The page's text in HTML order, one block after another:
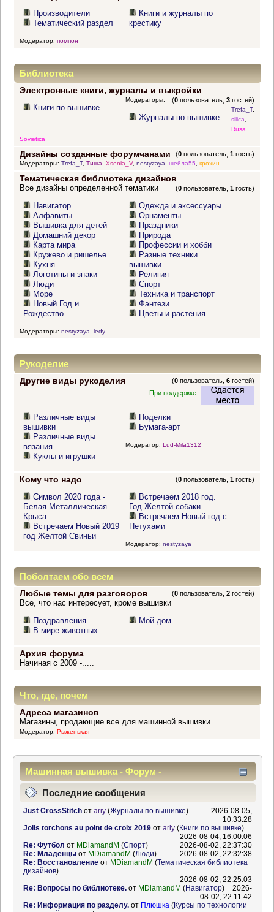
Производители
Тематический раздел
Книги и журналы по
крестику
Модератор: помпон
Библиотека
Электронные книги, журналы и выкройки
(0 пользователь,3 гостей)
Книги по вышивке
Журналы по вышивке
Модераторы:
Trefa_T,
silica,
Rusa
Sovietica
Дизайны созданные форумчанами (0 пользователь,1 гость)
Модераторы: Trefa_T, Тиша, Xsenia_V, nestyzaya, шейла55, крохин
Тематическая библиотека дизайнов
(0 пользователь,1 гость)
Все дизайны определенной тематики
Навигатор
Алфавиты
Вышивка для детей
Домашний декор
Карта мира
Кружево и ришелье
Кухня
Логотипы и знаки
Люди
Море
Новый Год и
Рождество
Одежда и аксессуары
Орнаменты
Праздники
Природа
Профессии и хобби
Разные техники
вышивки
Религия
Спорт
Техника и транспорт
Фэнтези
Цветы и растения
Модераторы: nestyzaya ledy
Рукоделие
Другие виды рукоделия (0 пользователь,6 гостей)
При поддержке:
Различные виды
вышивки
Различные виды
вязания
Куклы и игрушки
Поделки
Бумага-арт
Модератор: Lud-Mila1312
Кому что надо (0 пользователь,1 гость)
Символ 2020 года -
Белая Металлическая
Крыса
Встречаем Новый 2019
год Желтой Свиньи
Встречаем 2018 год.
Год Желтой собаки.
Встречаем Новый год с
Петухами
Модератор: nestyzaya
Поболтаем обо всем
Любые темы для разговоров (0 пользователь,2 гостей)
Все, что нас интересует, кроме вышивки
Поздравления
В мире животных
Мой дом
Архив форума
Начиная с 2009 -.....
Что, где, почем
Адреса магазинов
Магазины, продающие все для машинной вышивки
Модератор: Рыженькая
Машинная вышивка - Форум -
Информационный центр
Последние сообщения
Just CrossStitchот ariy(Журналы по вышивке)
2026-08-05,
10:33:28
Jolis torchons au point de croix 2019от ariy(Книги по вышивке)
2026-08-04, 16:00:06
Re: Футбол от MDiamandM (Спорт)
2026-08-02, 22:37:30
Re: Младенцыот MDiamandM (Люди)
2026-08-02, 22:32:38
Re: Восстановлениеот MDiamandM (Тематическая библиотека
дизайнов)
2026-08-02, 22:25:03
Re: Вопросы по библиотеке.от MDiamandM (Навигатор)
2026-
08-02, 22:11:42
Re: Информация по разделу.от Плюшка (Курсы по технологии